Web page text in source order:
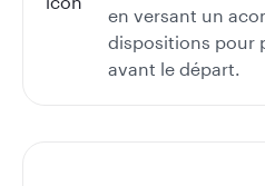
en versant un
dispositions pour
avant le départ.